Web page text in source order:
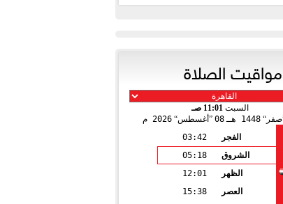
مواقيت الصلاة
السبت 11:01 صـ
صفر 1448 هـ 08 أغسطس 2026 م
الفجر
03:42
الشروق
05:18
الظهر
12:01
العصر
15:38